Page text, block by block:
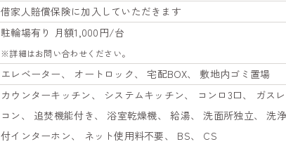
借家人賠償保険に加入していただきます
駐輪場有り 月額1,000円/台
※詳細はお問い合わせください。
エレベーター、 オートロック、 宅配BOX、 敷地内ゴミ置場
カウンターキッチン、 システムキッチン、 コンロ3口、 ガス
コン、 追焚機能付き、 浴室乾燥機、 給湯、 洗面所独立、 洗
付インターホン、 ネット使用料不要、 BS、 CS